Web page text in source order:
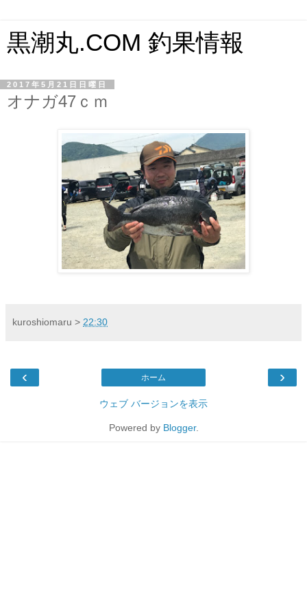
黒潮丸.COM 釣果情報
2017年5月21日日曜日
オナガ47ｃｍ
kuroshiomaru > 22:30
‹ ›
ホーム
ウェブ バージョンを表示
Powered by Blogger.